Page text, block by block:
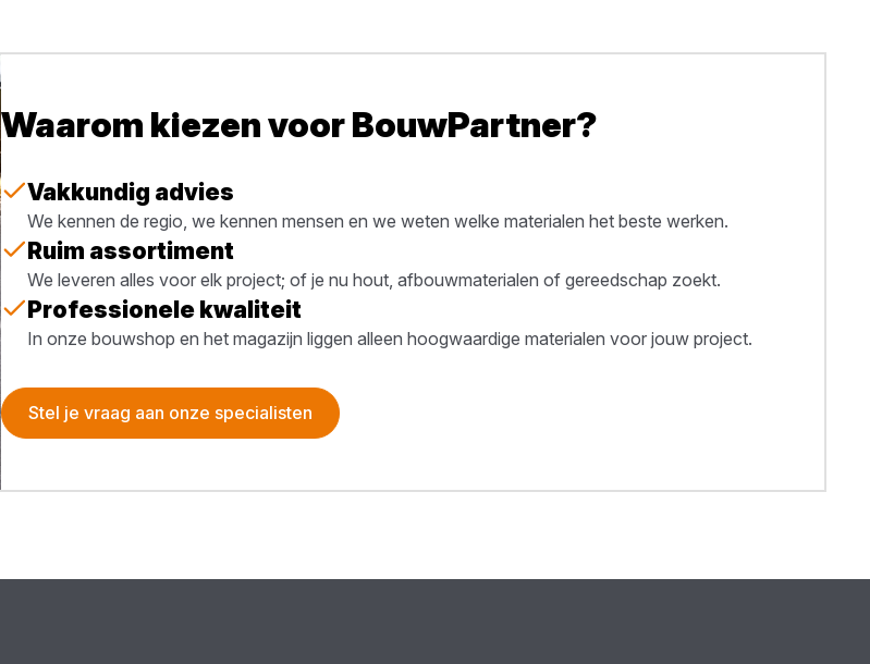
Waarom kiezen voor BouwPartner?
Vakkundig advies
We kennen de regio, we kennen mensen en we weten welke materialen het beste werken.
Ruim assortiment
We leveren alles voor elk project; of je nu hout, afbouwmaterialen of gereedschap zoekt.
Professionele kwaliteit
In onze bouwshop en het magazijn liggen alleen hoogwaardige materialen voor jouw project.
Stel je vraag aan onze specialisten